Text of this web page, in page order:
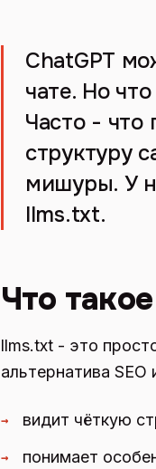
ChatGPT
чате. Но
Часто - что
структуру
мишуры. У
llms.txt.
Что
llms.txt - это
альтернатива
→ видит чёткую
→ понимает